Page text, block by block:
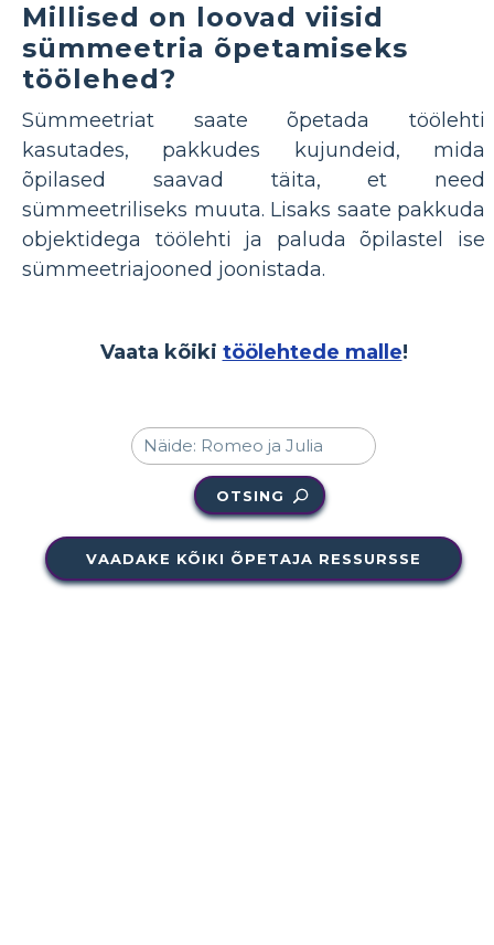
Millised on loovad viisid
sümmeetria õpetamiseks
töölehed?
Sümmeetriat saate õpetada töölehti
kasutades, pakkudes kujundeid, mida
õpilased saavad täita, et need
sümmeetriliseks muuta. Lisaks saate pakkuda
objektidega töölehti ja paluda õpilastel ise
sümmeetriajooned joonistada.
Vaata kõiki töölehtede malle!
OTSING
VAADAKE KÕIKI ÕPETAJA RESSURSSE